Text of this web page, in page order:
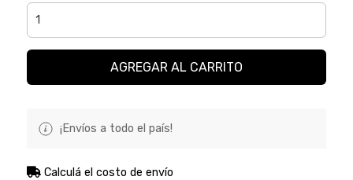
AGREGAR AL CARRITO
¡Envíos a todo el país!
Calculá el costo de envío